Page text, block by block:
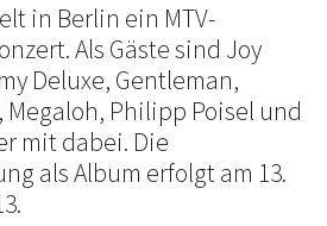
in Berlin ein MTV-
Als Gäste sind Joy
Deluxe, Gentleman,
Megaloh, Philipp Poisel und
mit dabei. Die
als Album erfolgt am 13.